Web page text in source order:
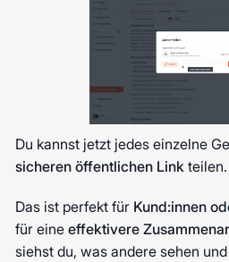
Du kannst jetzt jedes einzelne
sicheren öffentlichen Link teilen.
Das ist perfekt für Kund:innen
für eineeffektivere
siehst du, was andere sehen